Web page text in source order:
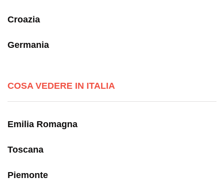
Croazia
Germania
COSA VEDERE IN ITALIA
Emilia Romagna
Toscana
Piemonte